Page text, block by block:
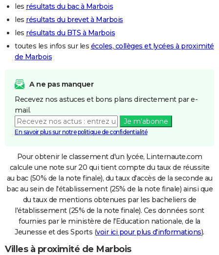
les résultats du bac à Marbois
les résultats du brevet à Marbois
les résultats du BTS à Marbois
toutes les infos sur les écoles, collèges et lycées à proximité
de Marbois
A ne pas manquer
Recevez nos astuces et bons plans directement par e-
mail.
Je m'abonne
En savoir plus sur notre politique de confidentialité
Pour obtenir le classement d'un lycée, Linternaute.com
calcule une note sur 20 qui tient compte du taux de réussite
au bac (50% de la note finale), du taux d'accès de la seconde au
bac au sein de l'établissement (25% de la note finale) ainsi que
du taux de mentions obtenues par les bacheliers de
l'établissement (25% de la note finale). Ces données sont
fournies par le ministère de l'Education nationale, de la
Jeunesse et des Sports (voir ici pour plus d'informations).
Villes à proximité de Marbois